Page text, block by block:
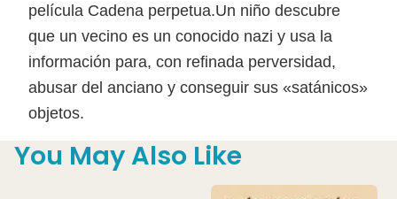
película Cadena perpetua.Un niño descubre
que un vecino es un conocido nazi y usa la
información para, con refinada perversidad,
abusar del anciano y conseguir sus «satánicos»
objetos.
You May Also Like